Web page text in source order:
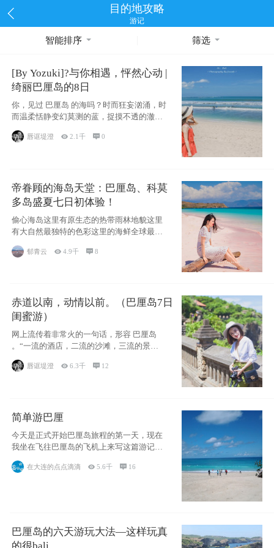
目的地攻略
游记
智能排序 筛选
[By Yozuki]?与你相遇，怦然心动 |
绮丽巴厘岛的8日
你，见过 巴厘岛 的海吗？时而狂妄汹涌，时
而温柔恬静变幻莫测的蓝，捉摸不透的澈这
些是
唇诓堤澄 2.1千 0
帝眷顾的海岛天堂：巴厘岛、科莫
多岛盛夏七日初体验！
偷心海岛这里有原生态的热带雨林地貌这里
有大自然最独特的色彩这里的海鲜全球最便
郁青云 4.9千 8
赤道以南，动情以前。（巴厘岛7日
闺蜜游）
网上流传着非常火的一句话，形容 巴厘岛
。“一流的酒店，二流的沙滩，三流的景
点。”这
唇诓堤澄 6.3千  12
简单游巴厘
今天是正式开始巴厘岛旅程的第一天，现在
我坐在飞往巴厘岛的飞机上来写这篇游记。
在大连的点点滴滴  5.6千  16
巴厘岛的六天游玩大法—这样玩真